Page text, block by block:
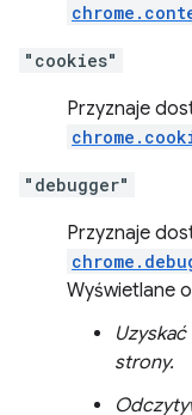
"cookies"
Przyznaje
"debugger"
Przyznaje
Wyświetlane
strony.